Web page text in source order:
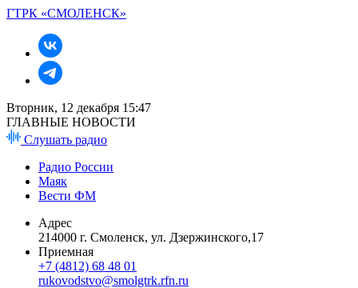
ГТРК «СМОЛЕНСК»
Вторник, 12 декабря 15:47
ГЛАВНЫЕ НОВОСТИ
Слушать радио
Радио России
Маяк
Вести ФМ
Адрес
214000 г. Смоленск, ул. Дзержинского,17
Приемная
+7 (4812) 68 48 01
rukovodstvo@smolgtrk.rfn.ru